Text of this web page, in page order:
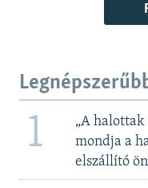
1
„A halottak
mondja a
elszállító